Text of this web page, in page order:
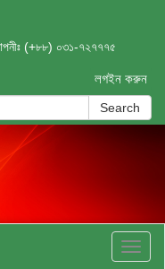
(+৮৮) ০৩১-৭২৭৭৭৫
লগইন করুন
Search